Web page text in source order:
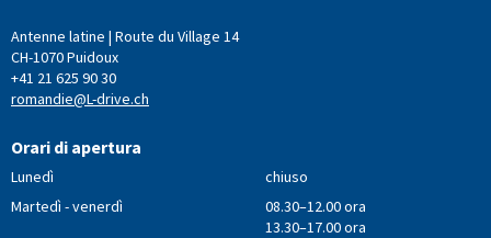
Antenne latine | Route du Village 14
CH-1070 Puidoux
+41 21 625 90 30
romandie@L-drive.ch
Orari di apertura
Lunedì
chiuso
Martedì - venerdì
08.30–12.00 ora
13.30–17.00 ora